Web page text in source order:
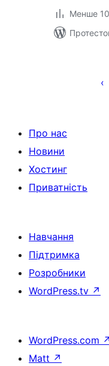
Менше 10
записів
Про нас
Новини
Хостинг
Приватність
Навчання
Підтримка
Розробники
WordPress.tv ↗
WordPress.com ↗
Matt ↗